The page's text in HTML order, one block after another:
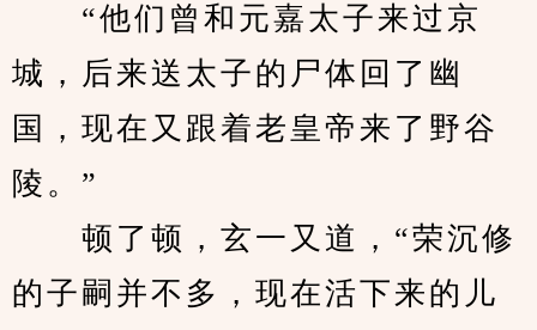
“他们曾和元嘉太子来过京
城，后来送太子的尸体回了幽
国，现在又跟着老皇帝来了野谷
陵。”
顿了顿，玄一又道，“荣沉修
的子嗣并不多，现在活下来的儿